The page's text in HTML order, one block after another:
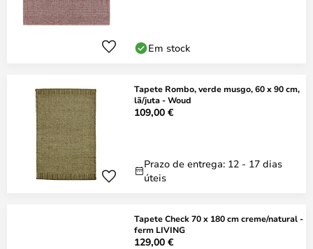
Em stock
Tapete Rombo, verde musgo, 60 x 90 cm,
lã/juta - Woud
109,00 €
Prazo de entrega: 12 - 17 dias
úteis
Tapete Check 70 x 180 cm creme/natural -
ferm LIVING
129,00 €